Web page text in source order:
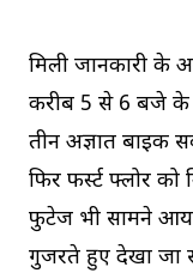
मिली जानकारी के
करीब 5 से 6 बजे के
तीन अज्ञात बाइक
फिर फर्स्ट फ्लोर को
फुटेज भी सामने
गुजरते हुए देखा जा